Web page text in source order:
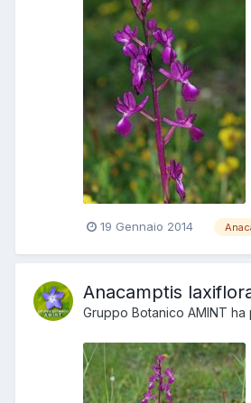
19 Gennaio 2014
Anacamptis
Gruppo Botanico AMINT ha